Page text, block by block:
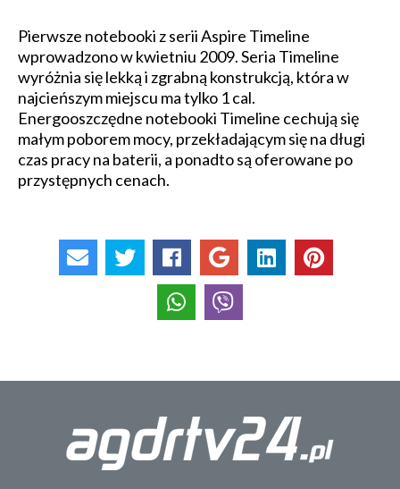
Pierwsze notebooki z serii Aspire Timeline
wprowadzono w kwietniu 2009. Seria Timeline
wyróżnia się lekką i zgrabną konstrukcją, która w
najcieńszym miejscu ma tylko 1 cal.
Energooszczędne notebooki Timeline cechują się
małym poborem mocy, przekładającym się na długi
czas pracy na baterii, a ponadto są oferowane po
przystępnych cenach.